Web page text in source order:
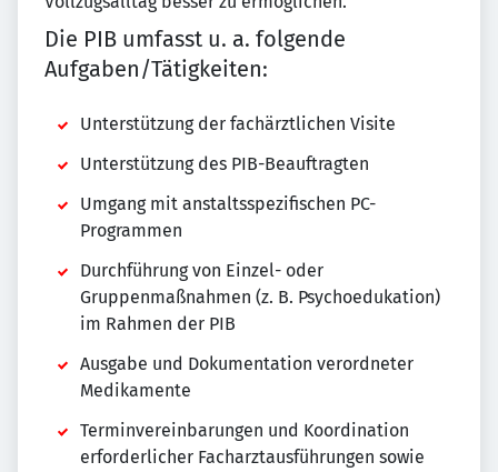
Die PIB umfasst u. a. folgende
Aufgaben/Tätigkeiten:
Unterstützung der fachärztlichen Visite
Unterstützung des PIB-Beauftragten
Umgang mit anstaltsspezifischen PC-
Programmen
Durchführung von Einzel- oder
Gruppenmaßnahmen (z. B. Psychoedukation)
im Rahmen der PIB
Ausgabe und Dokumentation verordneter
Medikamente
Terminvereinbarungen und Koordination
erforderlicher Facharztausführungen sowie